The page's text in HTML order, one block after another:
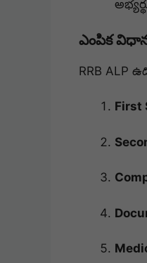
ఎంపిక
RRB ALP
First